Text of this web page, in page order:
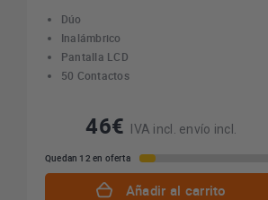
Dúo
Inalámbrico
Pantalla LCD
50 Contactos
46€ IVA incl. envío incl.
Quedan 12 en oferta
Añadir al carrito